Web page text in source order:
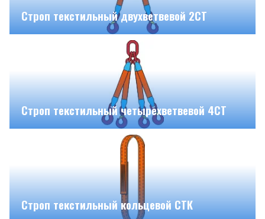
Строп текстильный двухветвевой 2СТ
Строп текстильный четырехветвевой 4СТ
Строп текстильный кольцевой СТК